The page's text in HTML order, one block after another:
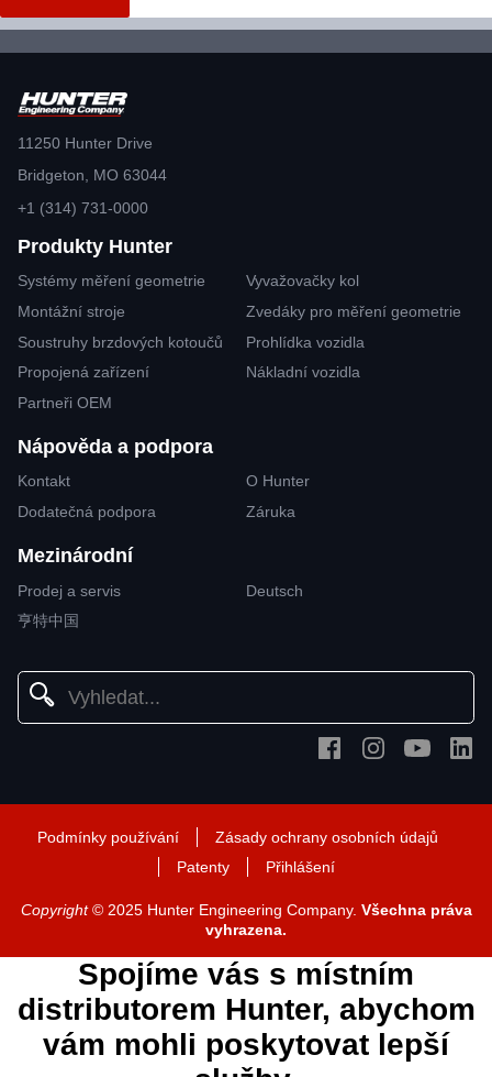
DALŠÍ INFORMACE
11250 Hunter Drive
Bridgeton, MO 63044
+1 (314) 731-0000
Produkty Hunter
Systémy měření geometrie
Vyvažovačky kol
Montážní stroje
Zvedáky pro měření geometrie
Soustruhy brzdových kotoučů
Prohlídka vozidla
Propojená zařízení
Nákladní vozidla
Partneři OEM
Nápověda a podpora
Kontakt
O Hunter
Dodatečná podpora
Záruka
Mezinárodní
Prodej a servis
Deutsch
亨特中国
Podmínky používání
Zásady ochrany osobních údajů
Patenty
Přihlášení
Copyright© 2025 Hunter Engineering Company. Všechna práva
vyhrazena.
Spojíme vás s místním
distributorem Hunter, abychom
vám mohli poskytovat lepší